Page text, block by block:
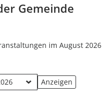
Gemeinde
im August 2026